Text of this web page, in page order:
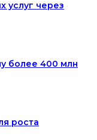
услуг через
более 400 млн
роста